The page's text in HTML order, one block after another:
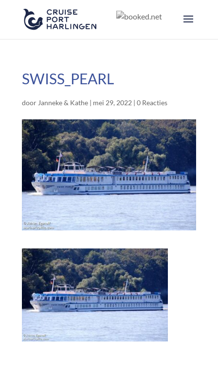
SWISS_PEARL
door Janneke & Kathe| mei 29, 2022 | 0 Reacties